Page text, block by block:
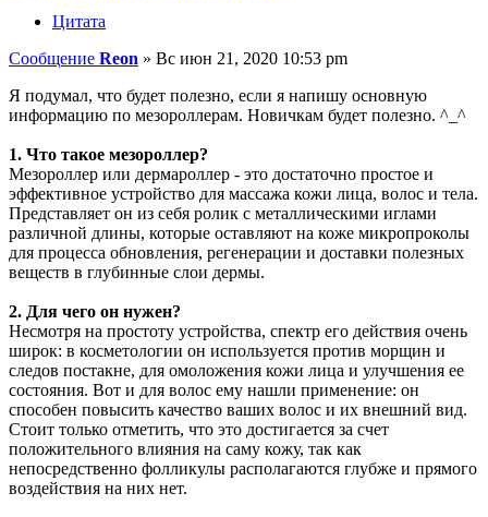
Цитата
Сообщение Reon » Вс июн 21, 2020 10:53 pm
Я подумал, что будет полезно, если я напишу основную
информацию по мезороллерам. Новичкам будет полезно. ^_^
1. Что такое мезороллер?
Мезороллер или дермароллер - это достаточно простое и
эффективное устройство для массажа кожи лица, волос и тела.
Представляет он из себя ролик с металлическими иглами
различной длины, которые оставляют на коже микропроколы
для процесса обновления, регенерации и доставки полезных
веществ в глубинные слои дермы.
2. Для чего он нужен?
Несмотря на простоту устройства, спектр его действия очень
широк: в косметологии он используется против морщин и
следов постакне, для омоложения кожи лица и улучшения ее
состояния. Вот и для волос ему нашли применение: он
способен повысить качество ваших волос и их внешний вид.
Стоит только отметить, что это достигается за счет
положительного влияния на саму кожу, так как
непосредственно фолликулы располагаются глубже и прямого
воздействия на них нет.